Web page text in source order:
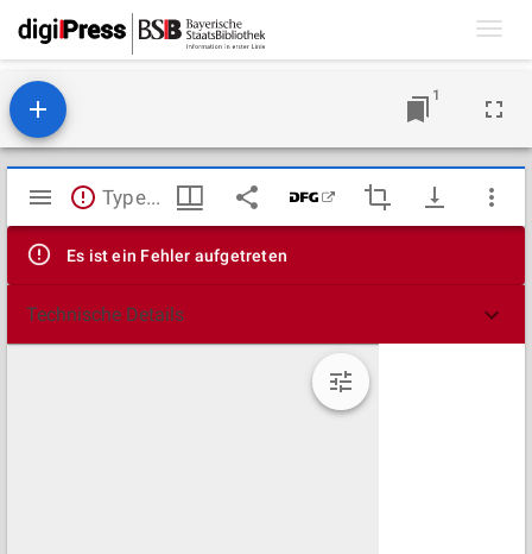
1
Mirador
Viewer
TypeError: Failed to fetch
Es ist ein Fehler aufgetreten
Technische Details